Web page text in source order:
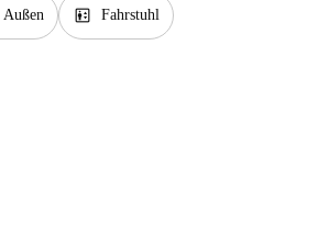
Außen elevator Fahrstuhl